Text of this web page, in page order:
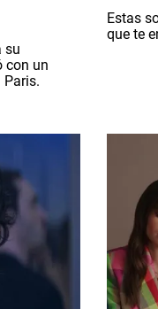
su
con un
Paris.
Estas
que te